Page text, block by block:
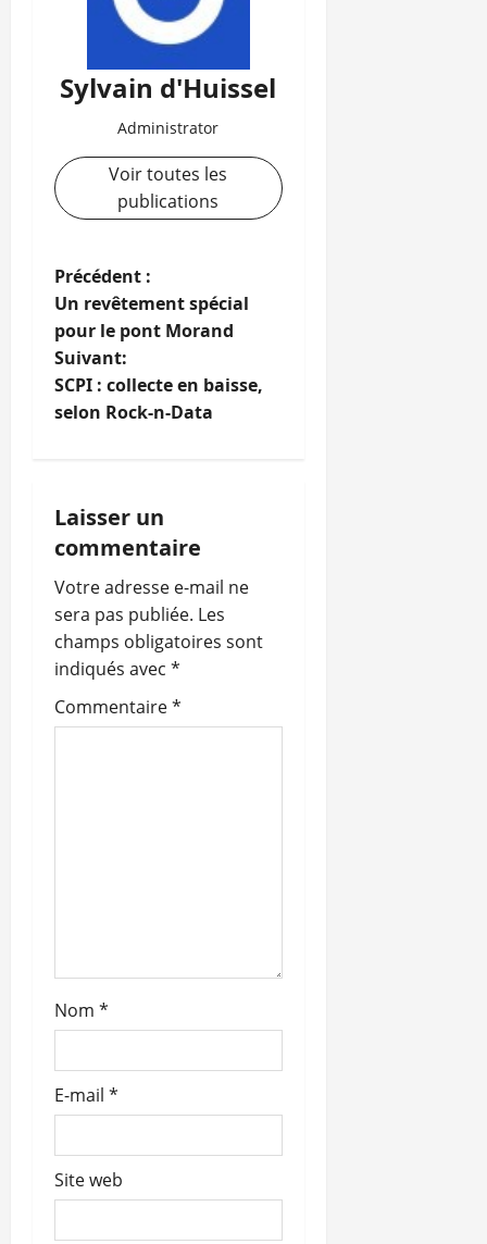
Sylvain d'Huissel
Administrator
Voir toutes les
publications
N
a
v
i
a
t
i
o
n
d
i
c
l
e
Précédent :
Un revêtement spécial
pour le pont Morand
Suivant:
SCPI : collecte en baisse,
selon Rock-n-Data
Laisser un
commentaire
Votre adresse e-mail ne
sera pas publiée. Les
champs obligatoires sont
indiqués avec *
Commentaire*
Nom *
E-mail *
Site web